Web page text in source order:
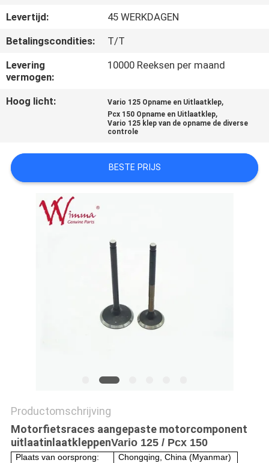
EEN
OFFERTE
SITEMAP
PRIVACYBELEID
Levertijd:
45 WERKDAGEN
Betalingscondities:
T/T
Levering
vermogen:
10000 Reeksen per maand
Hoog licht: Vario 125 Opname en Uitlaatklep,
Pcx 150 Opname en Uitlaatklep,
Vario 125 klep van de opname de diverse
controle
BESTE PRIJS
Productomschrijving
Motorfietsraces aangepaste motorcomponent
uitlaatinlaatkleppenVario 125 / Pcx 150
Plaats van oorsprong:
Chongqing, China (Myanmar)